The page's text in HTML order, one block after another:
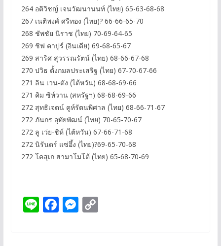
264 อติวิชญ์ เจนวัฒนานนท์ (ไทย) 65-63-68-68
267 เนติพงศ์ ศรีทอง (ไทย)? 66-66-65-70
268 ชัพชัย นิราช (ไทย) 70-69-64-65
269 ชิฟ คาปูร์ (อินเดีย) 69-68-65-67
269 สาริศ สุวรรณรัตน์ (ไทย) 68-66-67-68
270 ปวิธ ตั้งกมลประเสริฐ (ไทย) 67-70-67-66
271 ลิน เวน-ตัง (ไต้หวัน) 68-68-69-66
271 คิม ซิห์วาน (สหรัฐฯ) 68-68-69-66
272 สุทธิเจตน์ คูห์รัตนพิศาล (ไทย) 68-66-71-67
272 ภันกร อุทัยพัฒน์ (ไทย) 70-65-70-67
272 ลู เว่ย-ชิห์ (ไต้หวัน) 67-66-71-68
272 นิรันดร์ แซ่อึ้ง (ไทย)?69-65-70-68
272 โคสุเก ฮามาโมโต้ (ไทย) 65-68-70-69
Li F M C